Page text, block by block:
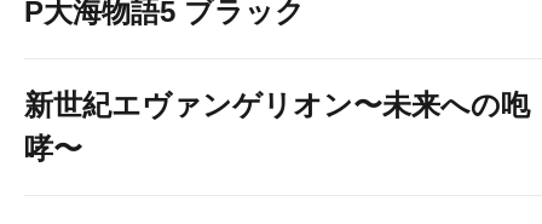
P大海物語5 ブラック
新世紀エヴァンゲリオン〜未来への咆
哮〜